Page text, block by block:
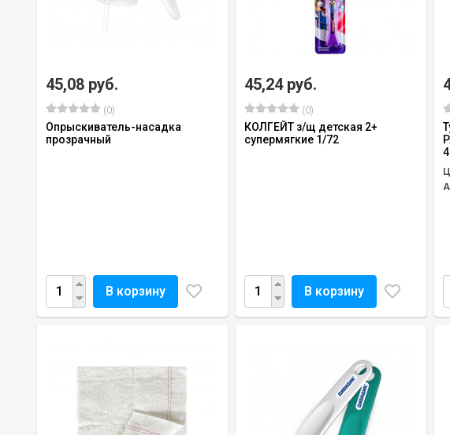
45,08 руб.
(0)
Опрыскиватель-насадка
прозрачный
В корзину
45,24 руб.
(0)
КОЛГЕЙТ з/щ детская 2+
супермягкие 1/72
В корзину